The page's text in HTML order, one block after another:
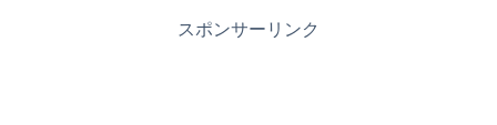
スポンサーリンク